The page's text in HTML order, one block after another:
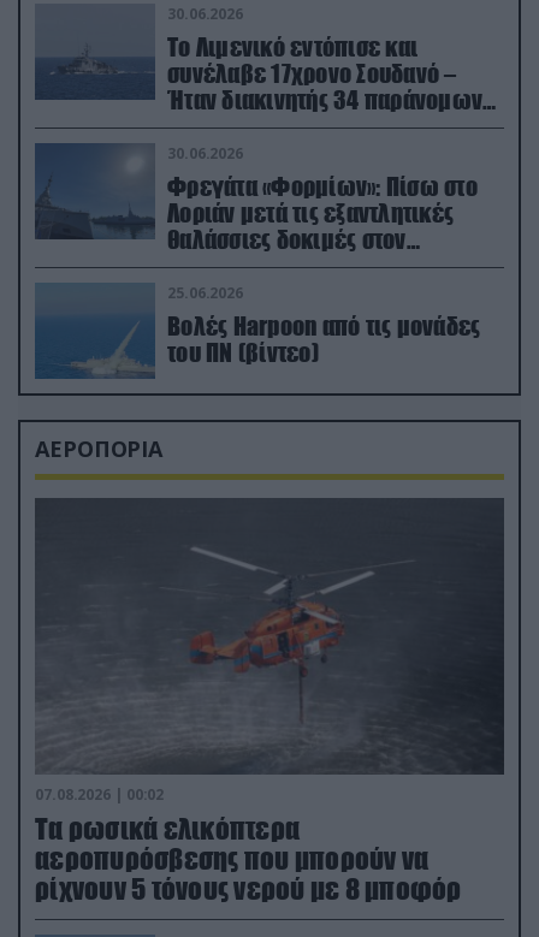
30.06.2026
Το Λιμενικό εντόπισε και
συνέλαβε 17χρονο Σουδανό –
Ήταν διακινητής 34 παράνομων
μεταναστών
30.06.2026
Φρεγάτα «Φορμίων»: Πίσω στο
Λοριάν μετά τις εξαντλητικές
θαλάσσιες δοκιμές στον
απαιτητικό Βισκαϊκό
25.06.2026
Βολές Harpoon από τις μονάδες
του ΠΝ (βίντεο)
ΑΕΡΟΠΟΡΙΑ
07.08.2026 | 00:02
Τα ρωσικά ελικόπτερα
αεροπυρόσβεσης που μπορούν να
ρίχνουν 5 τόνους νερού με 8 μποφόρ